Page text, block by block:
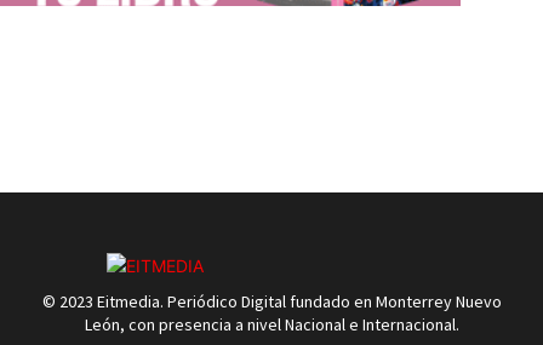
© 2023 Eitmedia. Periódico Digital fundado en Monterrey Nuevo
León, con presencia a nivel Nacional e Internacional.